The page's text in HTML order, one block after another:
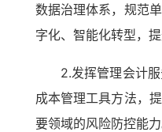
数据治理体系，规范
字化、智能化转型，
2.发挥管理会计
成本管理工具方法，
要领域的风险防控能